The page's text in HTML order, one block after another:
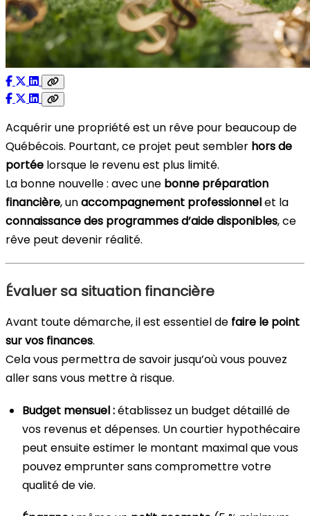
Acquérir une propriété est un rêve pour beaucoup de
Québécois. Pourtant, ce projet peut sembler hors de
portée lorsque le revenu est plus limité.
La bonne nouvelle : avec une bonne préparation
financière, unaccompagnement professionnelet la
connaissance des programmes d’aide disponibles, ce
rêve peut devenir réalité.
Évaluer sa situation financière
Avant toute démarche, il est essentiel de faire le point
sur vos finances.
Cela vous permettra de savoir jusqu’où vous pouvez
aller sans vous mettre à risque.
Budget mensuel :établissez un budget détaillé de
vos revenus et dépenses. Un courtier hypothécaire
peut ensuite estimer le montant maximal que vous
pouvez emprunter sans compromettre votre
qualité de vie.